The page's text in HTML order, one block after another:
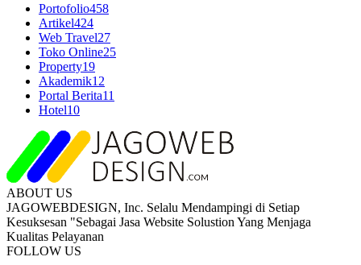
Portofolio458
Artikel424
Web Travel27
Toko Online25
Property19
Akademik12
Portal Berita11
Hotel10
ABOUT US
JAGOWEBDESIGN, Inc. Selalu Mendampingi di Setiap
Kesuksesan "Sebagai Jasa Website Solustion Yang Menjaga
Kualitas Pelayanan
FOLLOW US